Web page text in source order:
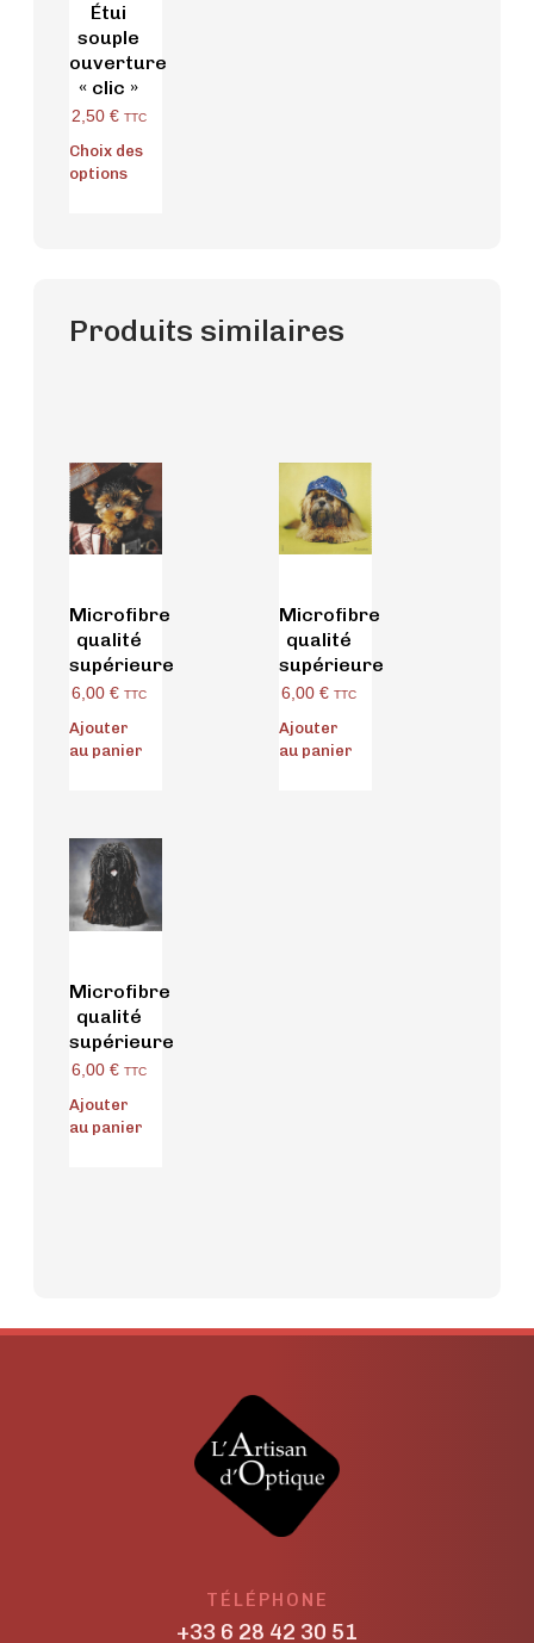
Étui
souple
ouverture
« clic »
2,50 € TTC
Choix des
options
Produits similaires
Microfibre
qualité
supérieure
6,00 € TTC
Ajouter
au panier
Microfibre
qualité
supérieure
6,00 € TTC
Ajouter
au panier
Microfibre
qualité
supérieure
6,00 € TTC
Ajouter
au panier
TÉLÉPHONE
+33 6 28 42 30 51